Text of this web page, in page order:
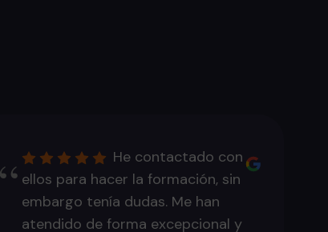
He contactado con
ellos para hacer la formación, sin
embargo tenía dudas. Me han
atendido de forma excepcional y